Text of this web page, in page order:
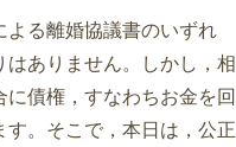
る離婚協議書のいずれ
ありません。しかし，相
債権，すなわちお金を回
。そこで，本日は，公正